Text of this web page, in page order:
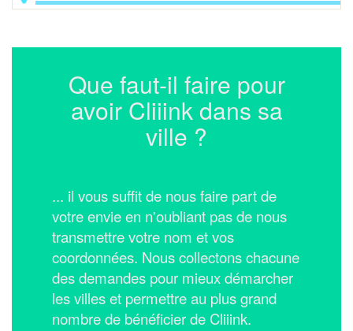
Que faut-il faire pour
avoir Cliiink dans sa
ville ?
... il vous suffit de nous faire part de
votre envie en n'oubliant pas de nous
transmettre votre nom et vos
coordonnées. Nous collectons chacune
des demandes pour mieux démarcher
les villes et permettre au plus grand
nombre de bénéficier de Cliiink.